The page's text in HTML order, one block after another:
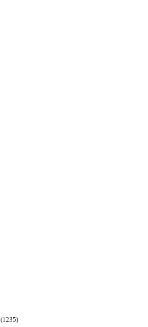
(1235)